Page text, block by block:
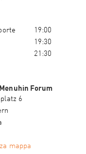
19:00
19:30
21:30
Forum
6
mappa